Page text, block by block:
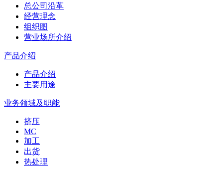
总公司沿革
经营理念
组织图
营业场所介绍
产品介绍
产品介绍
主要用途
业务领域及职能
挤压
MC
加工
出货
热处理